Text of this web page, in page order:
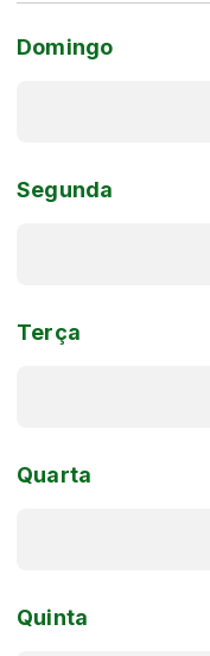
Domingo
Segunda
Terça
Quarta
Quinta